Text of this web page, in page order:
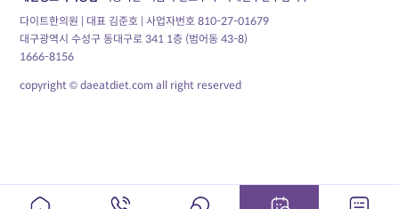
다이트한의원 | 대표 김준호 | 사업자번호 810-27-01679
대구광역시 수성구 동대구로 341 1층 (범어동 43-8)
1666-8156
copyright © daeatdiet.com all right reserved